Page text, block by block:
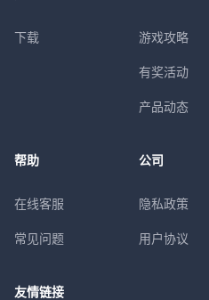
下载 游戏攻略
有奖活动
产品动态
帮助
在线客服
常见问题
公司
隐私政策
用户协议
友情链接